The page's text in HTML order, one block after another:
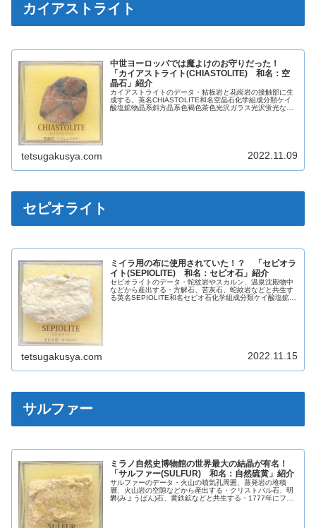
カイアストライト
中世ヨーロッパでは魔よけのお守りだった！
「カイアストライト(CHIASTOLITE) 和名：空
晶石」紹介
カイアストライトのデータ・粘板岩と花崗岩の接触部に生
成する。英名CHIASTOLITE和名空晶石化学組成分類ケイ
酸塩鉱物晶系斜方晶系色褐色茶色光沢ガラス光沢蛍光なし
tetsugakusya.com 2022.11.09
セピオライト
ミイラ用の布に使用されていた！？ 「セピオラ
イト(SEPIOLITE) 和名：セピオ石」紹介
セピオライトのデータ・蛇紋岩やスカルン、温泉沈殿物中
などから産出する・方解石、苦灰石、蛇紋岩などと共生す
る英名SEPIOLITE和名セピオ石化学組成分類ケイ酸塩鉱物
tetsugakusya.com 2022.11.15
サルファー
ミラノ自然史博物館の世界最大の結晶が有名！
「サルファー(SULFUR) 和名：自然硫黄」紹介
サルファーのデータ・火山の噴気孔周囲、蒸発岩の堆積
層、火山岩の空隙などから産出する・クリストバル石、明
礬(みょうばん)石、黄鉄鉱などと共生する・1777年にフラ